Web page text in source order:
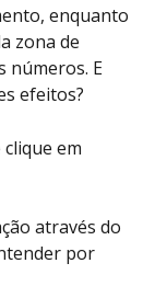
enquanto
zona de
E
efeitos?
em
através do
por